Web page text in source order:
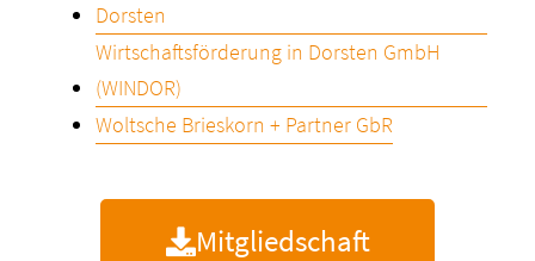
Dorsten
Wirtschaftsförderung in Dorsten GmbH
(WINDOR)
Woltsche Brieskorn + Partner GbR
Mitgliedschaft